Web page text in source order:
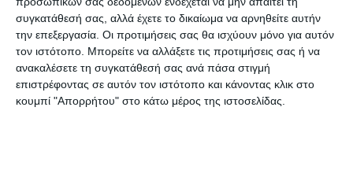
συγκατάθεσή σας, αλλά έχετε το δικαίωμα να αρνηθείτε αυτήν
την επεξεργασία. Οι προτιμήσεις σας θα ισχύουν μόνο για αυτόν
τον ιστότοπο. Μπορείτε να αλλάξετε τις προτιμήσεις σας ή να
ανακαλέσετε τη συγκατάθεσή σας ανά πάσα στιγμή
επιστρέφοντας σε αυτόν τον ιστότοπο και κάνοντας κλικ στο
κουμπί "Απορρήτου" στο κάτω μέρος της ιστοσελίδας.
καθώς είναι πρωτεύον να λειτουργήσει το
νοσοκομείο. Όμως από τη στιγμή που
δημιουργήθηκε το Πολυδύναμο δεν φρόντισαν να
το στελεχώσουν με το απαραίτητο προσωπικό,
σύμφωνα με τον οργανισμό του. Οι θέσεις μπορεί